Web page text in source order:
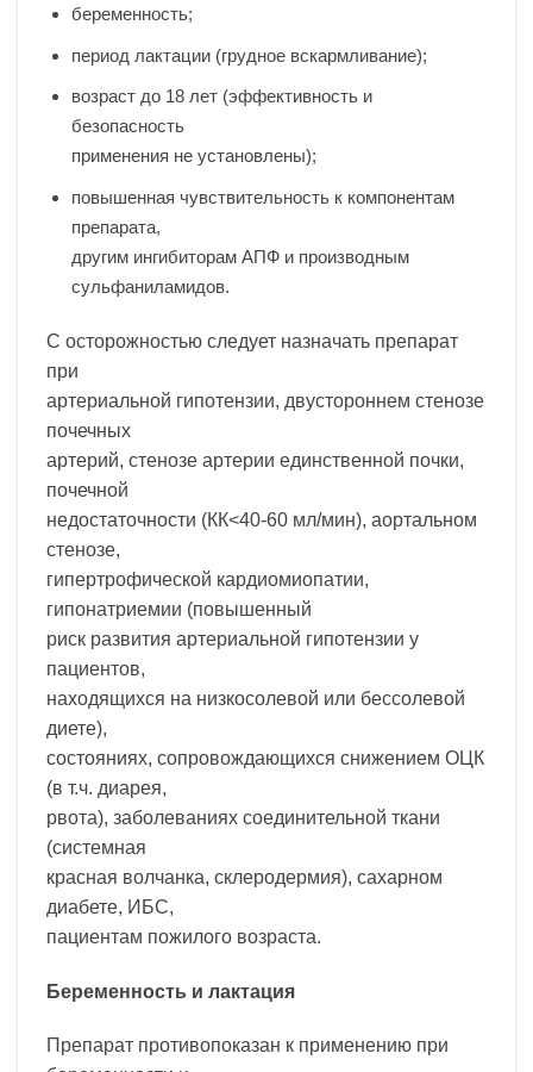
беременность;
период лактации (грудное вскармливание);
возраст до 18 лет (эффективность и
безопасность
применения не установлены);
повышенная чувствительность к компонентам
препарата,
другим ингибиторам АПФ и производным
сульфаниламидов.
С осторожностью следует назначать препарат
при
артериальной гипотензии, двустороннем стенозе
почечных
артерий, стенозе артерии единственной почки,
почечной
недостаточности (КК<40-60 мл/мин), аортальном
стенозе,
гипертрофической кардиомиопатии,
гипонатриемии (повышенный
риск развития артериальной гипотензии у
пациентов,
находящихся на низкосолевой или бессолевой
диете),
состояниях, сопровождающихся снижением ОЦК
(в т.ч. диарея,
рвота), заболеваниях соединительной ткани
(системная
красная волчанка, склеродермия), сахарном
диабете, ИБС,
пациентам пожилого возраста.
Беременность и лактация
Препарат противопоказан к применению при